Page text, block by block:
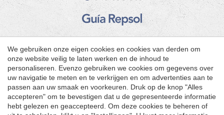
Juridische mededeling
by
iEstrategic
Boekingsmotor
ES
CA EN FR NE РУ
We gebruiken onze eigen cookies en cookies van derden om
onze website veilig te laten werken en de inhoud te
personaliseren. Evenzo gebruiken we cookies om gegevens over
uw navigatie te meten en te verkrijgen en om advertenties aan te
passen aan uw smaak en voorkeuren. Druk op de knop "Alles
accepteren" om te bevestigen dat u de gepresenteerde informatie
hebt gelezen en geaccepteerd. Om deze cookies te beheren of